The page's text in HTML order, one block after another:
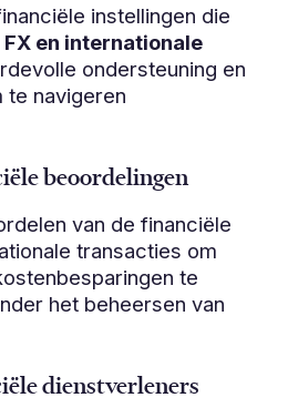
instellingen die
FX en internationale
ondersteuning en
te navigeren
beoordelingen
van de financiële
transacties om
te
het beheersen van
dienstverleners